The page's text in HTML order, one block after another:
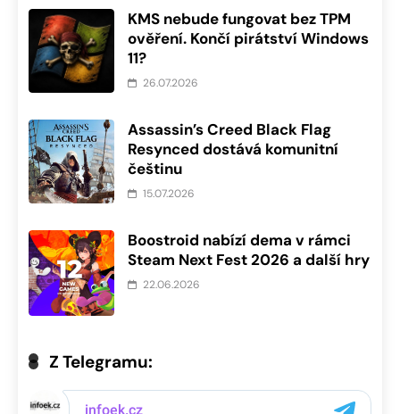
KMS nebude fungovat bez TPM
ověření. Končí pirátství Windows
11?
26.07.2026
Assassin’s Creed Black Flag
Resynced dostává komunitní
češtinu
15.07.2026
Boostroid nabízí dema v rámci
Steam Next Fest 2026 a další hry
22.06.2026
Z Telegramu: